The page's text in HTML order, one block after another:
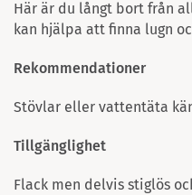
Här är du långt bort från
kan hjälpa att finna lugn
Rekommendationer
Stövlar eller vattentäta
Tillgänglighet
Flack men delvis stiglös